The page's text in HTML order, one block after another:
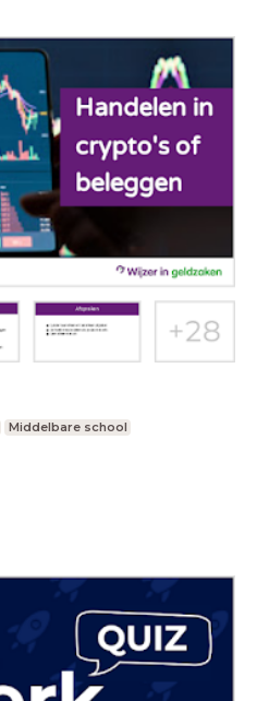
Middelbare school